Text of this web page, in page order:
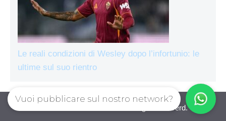
Le reali condizioni di Wesley dopo l’infortunio: le
ultime sul suo rientro
AsRomaLive.com © 2026. All right reserverd.
Vuoi pubblicare sul nostro network?